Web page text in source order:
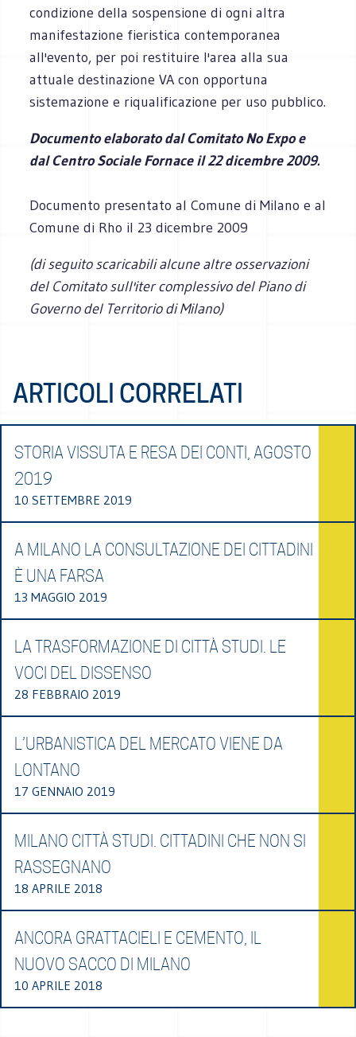
condizione della sospensione di ogni altra
manifestazione fieristica contemporanea
all'evento, per poi restituire l'area alla sua
attuale destinazione VA con opportuna
sistemazione e riqualificazione per uso pubblico.
Documento elaborato dal Comitato No Expo e
dal Centro Sociale Fornace il 22 dicembre 2009.
Documento presentato al Comune di Milano e al
Comune di Rho il 23 dicembre 2009
(di seguito scaricabili alcune altre osservazioni
del Comitato sull'iter complessivo del Piano di
Governo del Territorio di Milano)
ARTICOLI CORRELATI
STORIA VISSUTA E RESA DEI CONTI, AGOSTO
2019
10 SETTEMBRE 2019
A MILANO LA CONSULTAZIONE DEI CITTADINI
È UNA FARSA
13 MAGGIO 2019
LA TRASFORMAZIONE DI CITTÀ STUDI. LE
VOCI DEL DISSENSO
28 FEBBRAIO 2019
L’URBANISTICA DEL MERCATO VIENE DA
LONTANO
17 GENNAIO 2019
MILANO CITTÀ STUDI. CITTADINI CHE NON SI
RASSEGNANO
18 APRILE 2018
ANCORA GRATTACIELI E CEMENTO, IL
NUOVO SACCO DI MILANO
10 APRILE 2018